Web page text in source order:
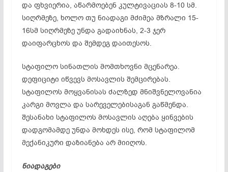
და ფხვიერია, აწარმოებენ კულტივაციას 8-10 სმ.
სიღრმეზე, ხოლო თუ ნიადაგი მძიმეა მზრალი 15-
16სმ სიღრმეზე უნდა გადაიხნას, 2-3 ჯერ
დაიფარცხოს და შემდეგ დაითესოს.
სტაფილო სინათლის მომთხოვნი მცენარეა.
დეფიციტი იწვევს მოსავლის შემცირებას.
სტაფილოს მოყვანისას ძალზედ მნიშვნელოვანია
კარგი მოვლა და სარეველებისაგან გაწმენდა.
შესანახი სტაფილოს მოსავლის აღება ყინვების
დადგომამდე უნდა მოხდეს ისე, რომ სტაფილომ
მექანიკური დაზიანება არ მიიღოს.
ნიადაგები